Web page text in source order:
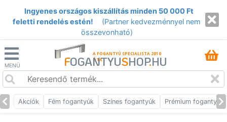
Ingyenes országos kiszállítás minden 50 000 Ft
feletti rendelés estén!
(Partner kedvezménnyel nem
összevonható)
MENÜ
A FOGANTYÚ SPECIALISTA 2010
ÓTA
FOGANTYUSHOP.HU
Akciók Fém fogantyúk Színes fogantyúk Prémium fogantyúk